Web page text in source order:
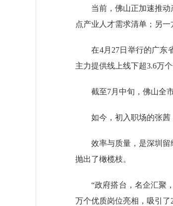
当前，佛山正加速推动产
点产业人才需求清单；另一
在4月27日举行的广东省
主力提供线上线下超3.6万
截至7月中旬，佛山全市
如今，初入职场的张茜，
效率与质量，是深圳留给
抛出了橄榄枝。
“政府搭台，名企汇聚，
万个优质岗位亮相，吸引了